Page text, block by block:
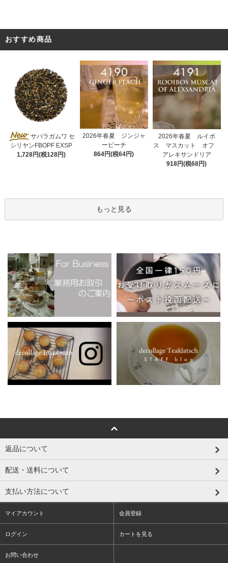
おすすめ商品
サバラガムワ セ
シリヤンFBOPF EXSP
1,728円(税128円)
2026年春夏 ジンジャ
ーピーチ
864円(税64円)
2026年春夏 ルイボ
ス マスカット オフ
アレキサンドリア
918円(税68円)
もっと見る
返品について
配送・送料について
支払い方法について
マイアカウント 会員登録
ログイン カートを見る
お問い合わせ